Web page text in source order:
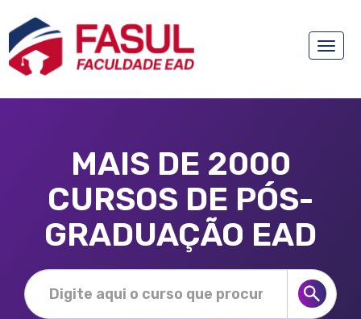
Toggle
MAIS DE 2000
CURSOS DE PÓS-
GRADUAÇÃO EAD